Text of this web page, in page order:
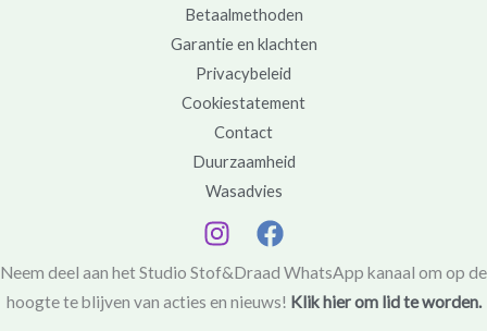
Betaalmethoden
Garantie en klachten
Privacybeleid
Cookiestatement
Contact
Duurzaamheid
Wasadvies
Neem deel aan het Studio Stof&Draad WhatsApp kanaal om op de
hoogte te blijven van acties en nieuws! Klik hier om lid te worden.